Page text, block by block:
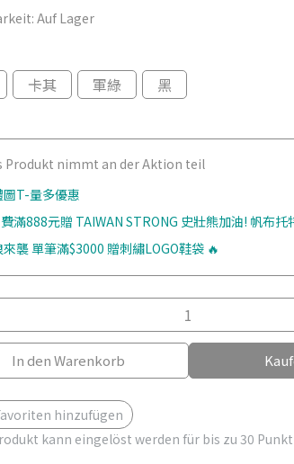
Auf Lager
卡其 軍綠 黑
Produkt nimmt an der Aktion teil
T-量多優惠
滿888元贈 TAIWAN STRONG 史壯熊加油! 帆布托
襲 單筆滿$3000 贈刺繡LOGO鞋袋 🔥
In den Warenkorb
hinzufügen
kann eingelöst werden für bis zu30